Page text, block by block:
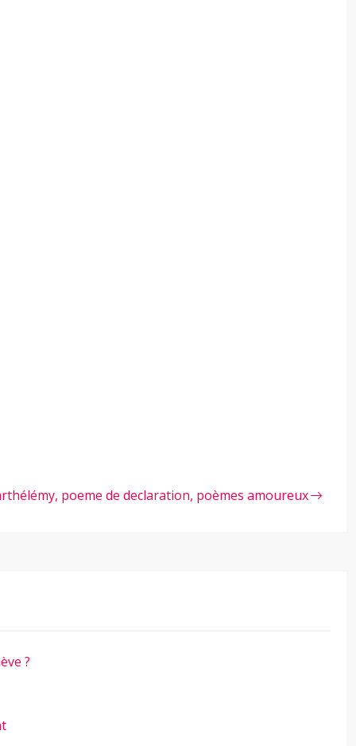
poeme de declaration, poèmes amoureux
?